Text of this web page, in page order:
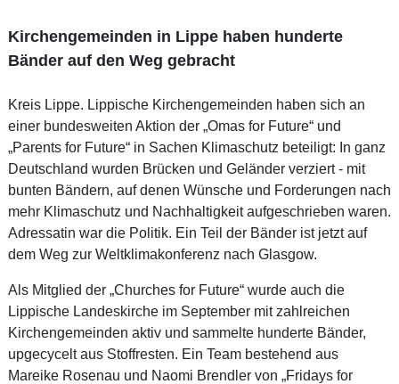
Kirchengemeinden in Lippe haben hunderte
Bänder auf den Weg gebracht
Kreis Lippe. Lippische Kirchengemeinden haben sich an
einer bundesweiten Aktion der „Omas for Future“ und
„Parents for Future“ in Sachen Klimaschutz beteiligt: In ganz
Deutschland wurden Brücken und Geländer verziert - mit
bunten Bändern, auf denen Wünsche und Forderungen nach
mehr Klimaschutz und Nachhaltigkeit aufgeschrieben waren.
Adressatin war die Politik. Ein Teil der Bänder ist jetzt auf
dem Weg zur Weltklimakonferenz nach Glasgow.
Als Mitglied der „Churches for Future“ wurde auch die
Lippische Landeskirche im September mit zahlreichen
Kirchengemeinden aktiv und sammelte hunderte Bänder,
upgecycelt aus Stoffresten. Ein Team bestehend aus
Mareike Rosenau und Naomi Brendler von „Fridays for